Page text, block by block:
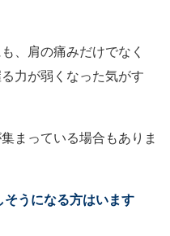
、肩の痛みだけでなく
力が弱くなった気がす
まっている場合もありま
そうになる方はいます